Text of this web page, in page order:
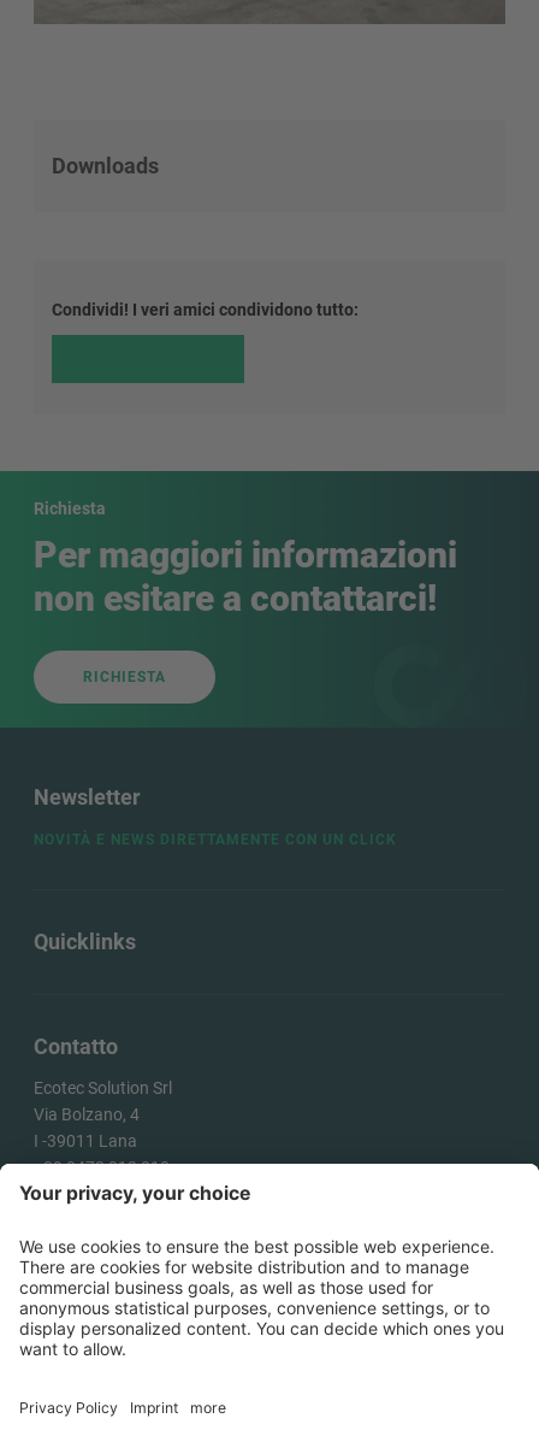
Downloads
Condividi! I veri amici condividono tutto:
Richiesta
Per maggiori informazioni
non esitare a contattarci!
RICHIESTA
Contatto
Ecotec Solution Srl
Via Bolzano, 4
I -39011 Lana
+39 0473 313 010
info@ecotecsolution.com
Quicklinks
Newsletter
NOVITÀ E NEWS DIRETTAMENTE CON UN CLICK